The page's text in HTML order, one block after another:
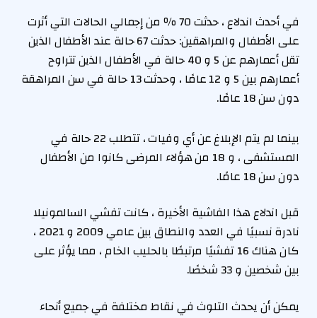
في أحدث اندلاع ، حدثت 70 ٪ من إجمالي الحالات التي أثرت
على الأطفال والمراهقين: حدثت 67 حالة عند الأطفال الذين
تقل أعمارهم عن 5 و 40 حالة في الأطفال الذين تتراوح
أعمارهم بين 5 و 12 عامًا ، وحدثت 13 حالة في سن المراهقة
دون سن 18 عامًا.
بينما لم يتم الإبلاغ عن أي وفيات ، تتطلب 22 حالة في
المستشفى ، و 18 من هؤلاء المرضى كانوا من الأطفال
دون سن 18 عامًا.
قبل اندلاع هذا الفاشية الأخيرة ، كانت تفشي السالمونيلا
نادرة نسبيًا في العدد والنطاق بين عامي 2009 و 2021 ،
كان هناك 16 تفشيًا مرتبطًا بالحليب الخام ، مما يؤثر على
بين شخصين و 33 شخصًا.
يمكن أن يحدث التلوث في نقاط مختلفة في جميع أنحاء